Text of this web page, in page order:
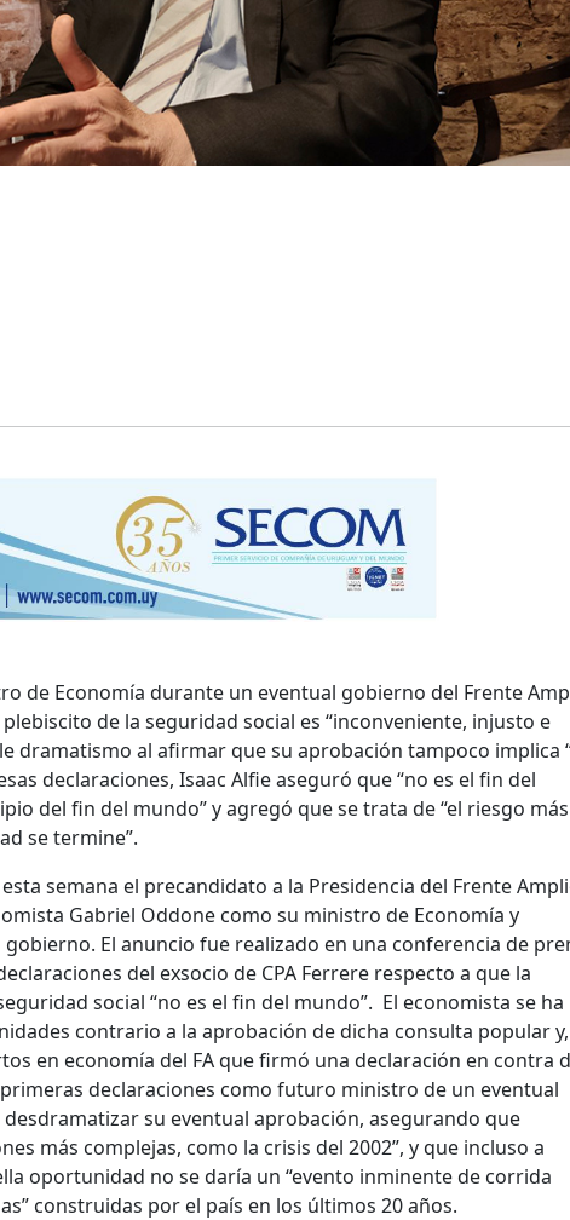
de Economía durante un eventual gobierno del Frente
de la seguridad social es “inconveniente, injusto e
dramatismo al afirmar que su aprobación tampoco implica
declaraciones, Isaac Alfie aseguró que “no es el fin del
del fin del mundo” y agregó que se trata de “el riesgo más
se termine”.
semana el precandidato a la Presidencia del Frente
Gabriel Oddone como su ministro de Economía y
gobierno. El anuncio fue realizado en una conferencia de
del exsocio de CPA Ferrere respecto a que la
social “no es el fin del mundo”. El economista se ha
contrario a la aprobación de dicha consulta popular
en economía del FA que firmó una declaración en contra
declaraciones como futuro ministro de un eventual
su eventual aprobación, asegurando que
más complejas, como la crisis del 2002”, y que incluso a
oportunidad no se daría un “evento inminente de corrida
construidas por el país en los últimos 20 años.